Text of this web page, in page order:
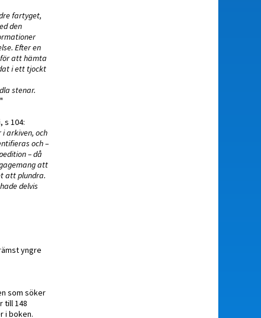
fartyget,
den
Efter en
att hämta
i ett tjockt
stenar.
"
s 104:
i arkiven, och
och –
– då
att
att plundra.
delvis
yngre
som söker
till 148
i boken.